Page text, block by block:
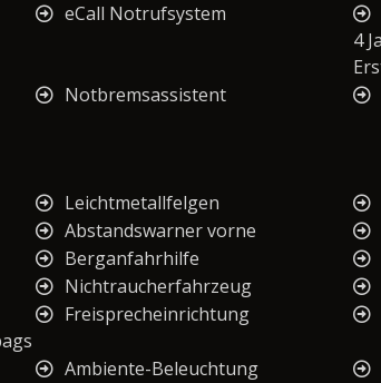
eCall Notrufsystem
4
Notbremsassistent
Leichtmetallfelgen
Abstandswarner vorne
Berganfahrhilfe
Nichtraucherfahrzeug
Freisprecheinrichtung
Ambiente-Beleuchtung